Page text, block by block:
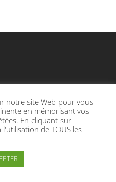
d’association avec l’Etat
CONDRIEU
DE CONFIDENTIALITÉ
notre site Web pour vous
en mémorisant vos
En cliquant sur
de TOUS les